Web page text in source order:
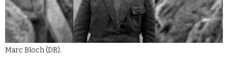
Marc Bloch (DR).